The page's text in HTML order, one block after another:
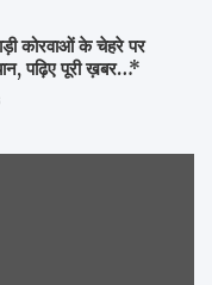
कोरवाओं के चेहरे पर
पढ़िए पूरी ख़बर…*